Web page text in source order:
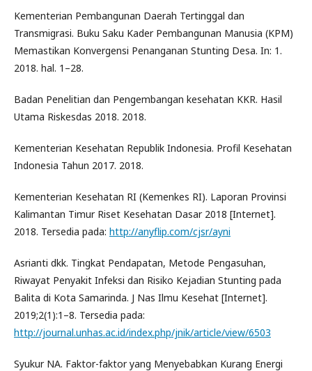
Kementerian Pembangunan Daerah Tertinggal dan
Transmigrasi. Buku Saku Kader Pembangunan Manusia (KPM)
Memastikan Konvergensi Penanganan Stunting Desa. In: 1.
2018. hal. 1–28.
Badan Penelitian dan Pengembangan kesehatan KKR. Hasil
Utama Riskesdas 2018. 2018.
Kementerian Kesehatan Republik Indonesia. Profil Kesehatan
Indonesia Tahun 2017. 2018.
Kementerian Kesehatan RI (Kemenkes RI). Laporan Provinsi
Kalimantan Timur Riset Kesehatan Dasar 2018 [Internet].
2018. Tersedia pada: http://anyflip.com/cjsr/ayni
Asrianti dkk. Tingkat Pendapatan, Metode Pengasuhan,
Riwayat Penyakit Infeksi dan Risiko Kejadian Stunting pada
Balita di Kota Samarinda. J Nas Ilmu Kesehat [Internet].
2019;2(1):1–8. Tersedia pada:
http://journal.unhas.ac.id/index.php/jnik/article/view/6503
Syukur NA. Faktor-faktor yang Menyebabkan Kurang Energi